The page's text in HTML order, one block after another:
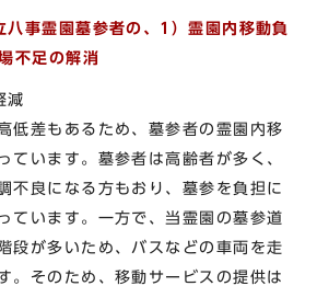
八事霊園墓参者の、1）霊園内移動負
不足の解消
減
低差もあるため、墓参者の霊園内移
ています。墓参者は高齢者が多く、
不良になる方もおり、墓参を負担に
ています。一方で、当霊園の墓参道
段が多いため、バスなどの車両を走
。そのため、移動サービスの提供は